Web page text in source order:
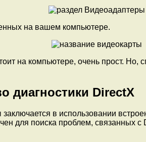
на вашем компьютере.
на компьютере, очень прост. Но,
диагностики DirectX
в использовании
для поиска проблем,